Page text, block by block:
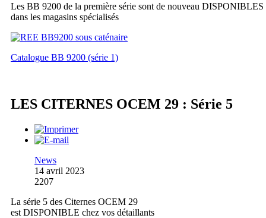
Les BB 9200 de la première série sont de nouveau DISPONIBLES
dans les magasins spécialisés
Catalogue BB 9200 (série 1)
LES CITERNES OCEM 29 : Série 5
News
14 avril 2023
2207
La série 5 des Citernes OCEM 29
est DISPONIBLE chez vos détaillants